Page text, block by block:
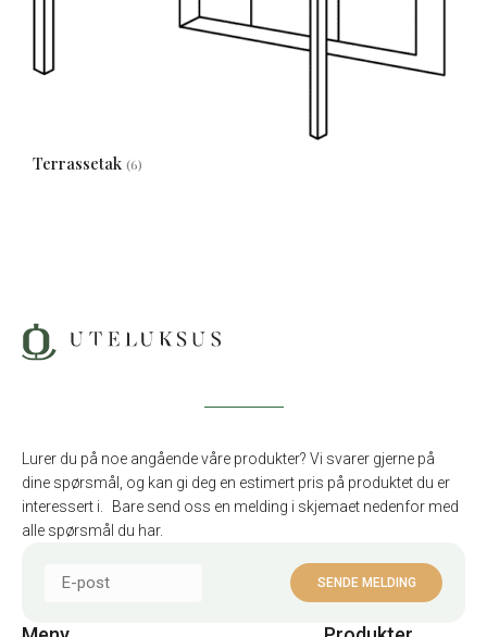
Terrassetak (6)
Lurer du på noe angående våre produkter? Vi svarer gjerne på
dine spørsmål, og kan gi deg en estimert pris på produktet du er
interessert i. Bare send oss en melding i skjemaet nedenfor med
alle spørsmål du har.